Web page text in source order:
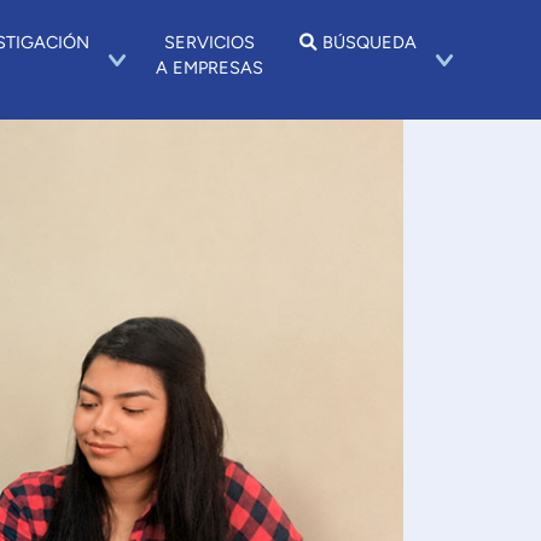
SERVICIOS
A EMPRESAS
BÚSQUEDA